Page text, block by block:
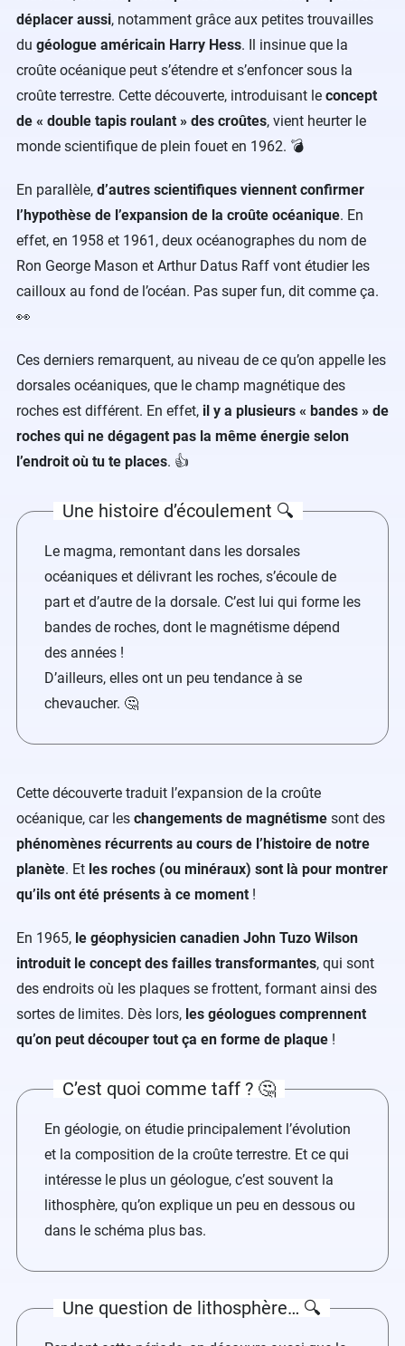
déplacer aussi, notamment grâce aux petites trouvailles
du géologue américain Harry Hess. Il insinue que la
croûte océanique peut s’étendre et s’enfoncer sous la
croûte terrestre. Cette découverte, introduisant le concept
de « double tapis roulant » des croûtes, vient heurter le
monde scientifique de plein fouet en 1962. 💣
En parallèle, d’autres scientifiques viennent confirmer
l’hypothèse de l’expansion de la croûte océanique. En
effet, en 1958 et 1961, deux océanographes du nom de
Ron George Mason et Arthur Datus Raff vont étudier les
cailloux au fond de l’océan. Pas super fun, dit comme ça.
👀
Ces derniers remarquent, au niveau de ce qu’on appelle les
dorsales océaniques, que le champ magnétique des
roches est différent. En effet, il y a plusieurs « bandes » de
roches qui ne dégagent pas la même énergie selon
l’endroit où tu te places. 👍
Une histoire d’écoulement 🔍
Le magma, remontant dans les dorsales
océaniques et délivrant les roches, s’écoule de
part et d’autre de la dorsale. C’est lui qui forme les
bandes de roches, dont le magnétisme dépend
des années !
D’ailleurs, elles ont un peu tendance à se
chevaucher. 🤔
Cette découverte traduit l’expansion de la croûte
océanique, car les changements de magnétisme sont des
phénomènes récurrents au cours de l’histoire de notre
planète. Et les roches (ou minéraux) sont là pour montrer
qu’ils ont été présents à ce moment !
En 1965, le géophysicien canadien John Tuzo Wilson
introduit le concept des failles transformantes, qui sont
des endroits où les plaques se frottent, formant ainsi des
sortes de limites. Dès lors, les géologues comprennent
qu’on peut découper tout ça en forme de plaque !
C’est quoi comme taff ? 🤔
En géologie, on étudie principalement l’évolution
et la composition de la croûte terrestre. Et ce qui
intéresse le plus un géologue, c’est souvent la
lithosphère, qu’on explique un peu en dessous ou
dans le schéma plus bas.
Une question de lithosphère… 🔍